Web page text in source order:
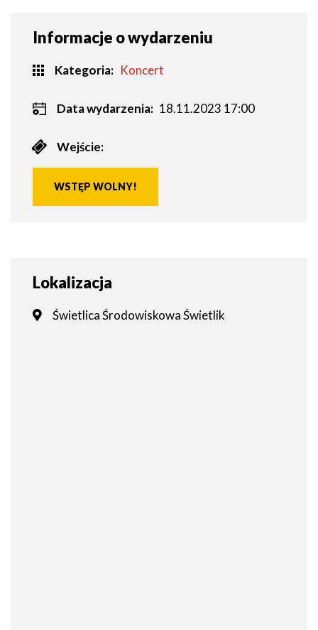
Informacje o wydarzeniu
Kategoria Koncert
Data wydarzenia: 18.11.2023 17:00
Wejście:
WSTĘP WOLNY!
Lokalizacja
Świetlica Środowiskowa Świetlik